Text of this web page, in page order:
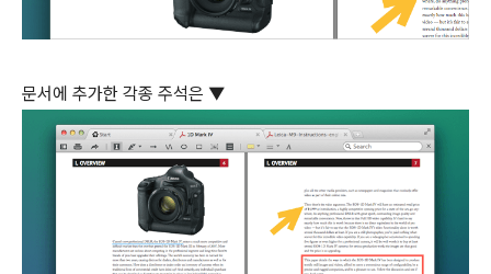
문서에 추가한 각종 주석은 ▼